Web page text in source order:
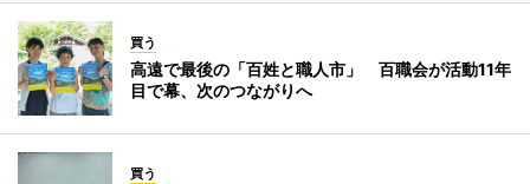
買う
高遠で最後の「百姓と職人市」 百職会が活動11年
目で幕、次のつながりへ
買う